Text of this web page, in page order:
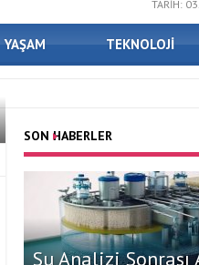
TARİH:
YAŞAM TEKNOLOJİ
SON HABERLER
Su Analizi Sonrası